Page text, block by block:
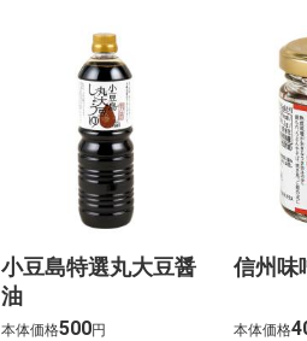
小豆島特選丸大豆醤
油
本体価格500円
信州味
本体価格